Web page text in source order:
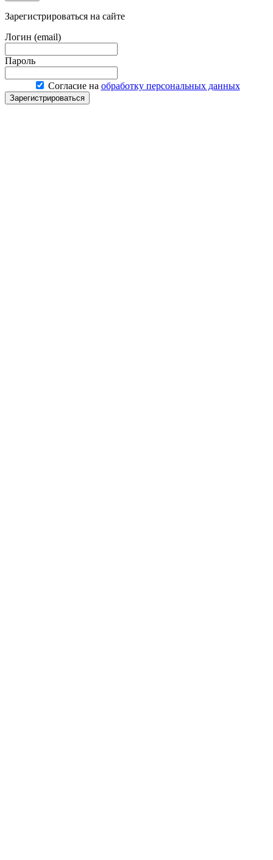
Зарегистрироваться на сайте
Логин (email)
Пароль
Согласие на обработку персональных данных
Зарегистрироваться